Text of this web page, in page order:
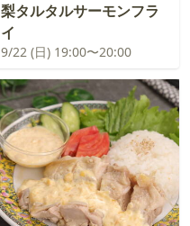
梨タルタルサーモンフラ
イ
9/22 (日) 19:00〜20:00